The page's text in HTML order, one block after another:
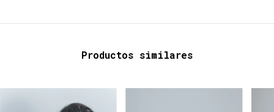
Productos similares